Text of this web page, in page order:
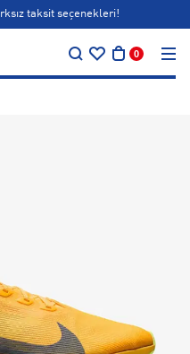
taksit seçenekleri!
0